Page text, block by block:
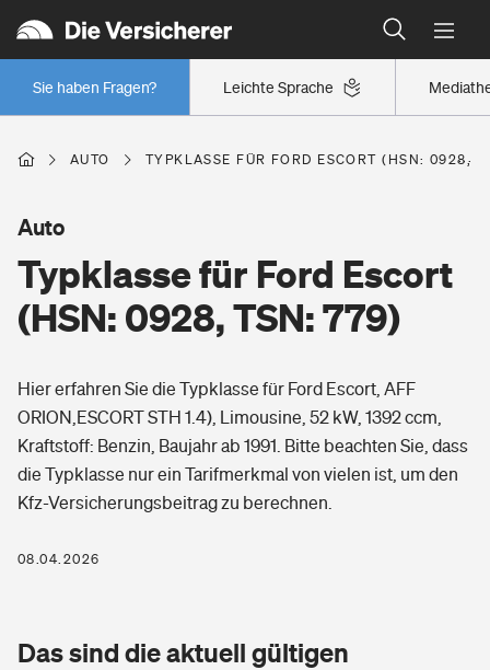
Leichte Sprache
Sie haben Fragen?
Wer versichert was: Jetzt Versicherer finden
Regionalklassen: So ist Ihre Region eingestuft
Wer versichert was: Jetzt Versicherer finden
Berufsunfähigkeitsversicherung
Erwerbsunfähigkeitsversicherung
Grundfähigkeitsversicherung
Arbeitsrechtsschutz
Berufshaftpflichtversicherung
Zur Übersicht
Tools
Wohnen
Elementarversicherung
Glasversicherung
Freizeit
Pri­vate Haft­pflicht­
Gesundheit
Private Krankenversicherung
AUTO TYPKLASSE FÜR FORD ESCORT (HSN: 0928,
Typklasse für Ford Escort
(HSN: 0928, TSN: 779)
Auto
Hier erfahren Sie die Typklasse für Ford Escort, AFF
ORION,ESCORT STH 1.4), Limousine, 52 kW, 1392 ccm,
Kraftstoff: Benzin, Baujahr ab 1991. Bitte beachten Sie, dass
die Typklasse nur ein Tarifmerkmal von vielen ist, um den
Kfz-Versicherungsbeitrag zu berechnen.
08.04.2026
Das sind die aktuell gültigen